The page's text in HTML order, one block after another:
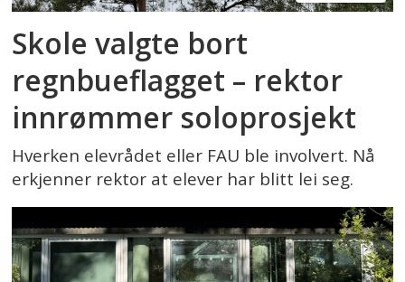
Skole valgte bort
regnbueflagget – rektor
innrømmer soloprosjekt
Hverken elevrådet eller FAU ble involvert. Nå
erkjenner rektor at elever har blitt lei seg.